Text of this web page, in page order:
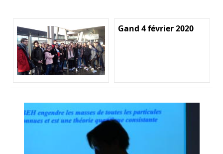
Gand 4 février 2020